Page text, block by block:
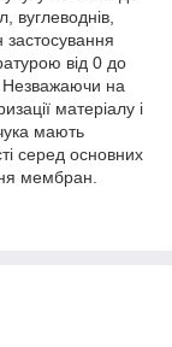
вуглеводнів,
застосування
від 0 до
Незважаючи на
матеріалу і
мають
серед основних
мембран.